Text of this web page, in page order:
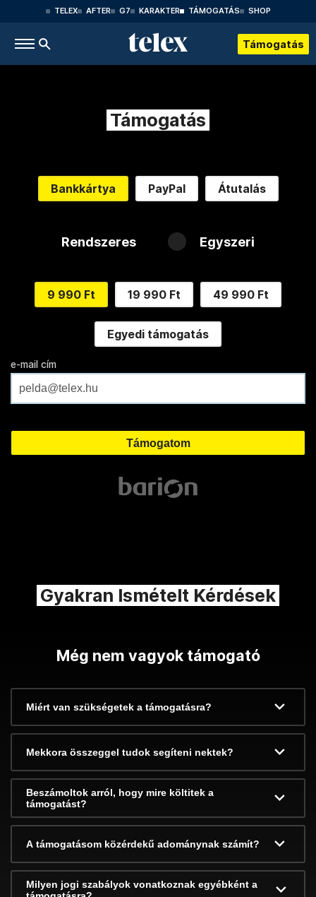
TELEX AFTER G7 KARAKTER TÁMOGATÁS SHOP
Támogatás
Támogatás
Bankkártya PayPal Átutalás
Rendszeres Egyszeri
9 990 Ft 19 990 Ft 49 990 Ft
Egyedi támogatás
e-mail cím
Gyakran Ismételt Kérdések
Még nem vagyok támogató
Miért van szükségetek a támogatásra?
Mekkora összeggel tudok segíteni nektek?
Beszámoltok arról, hogy mire költitek a
támogatást?
A támogatásom közérdekű adománynak számít?
Milyen jogi szabályok vonatkoznak egyébként a